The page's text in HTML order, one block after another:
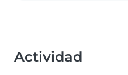
Actividad